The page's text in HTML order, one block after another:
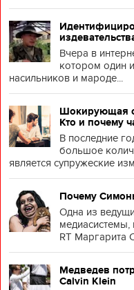
Вчера в
котором один
насильников и мароде...
Шокирующая
Кто и почему
В последние
большое
является супружеские
Почему
Одна из
медиасистемы,
RT Маргарита
Медведев
Calvin Klein